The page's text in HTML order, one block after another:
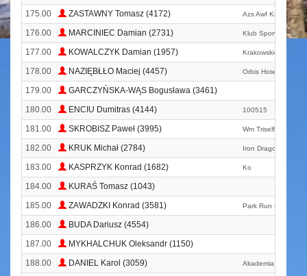
175.00 ZASTAWNY Tomasz (4172) Azs Awf Kraków
176.00 MARCINIEC Damian (2731) Klub Sportowy
177.00 KOWALCZYK Damian (1957) Krakowskie
178.00 NAZIĘBŁŁO Maciej (4457) Orbis Hotel Group
179.00
GARCZYŃSKA-WĄS Bogusława (3461)
180.00
ENCIU Dumitras (4144) 100515
181.00 SKROBISZ Paweł (3995) Wm Triself
182.00 KRUK Michał (2784) Iron Dragon
183.00 KASPRZYK Konrad (1682) Ko
184.00
KURAŚ Tomasz (1043)
185.00
ZAWADZKI Konrad (3581) Park Run Chrzanów
186.00
BUDA Dariusz (4554)
187.00
MYKHALCHUK Oleksandr (1150)
188.00
DANIEL Karol (3059) Akademia Wojsk